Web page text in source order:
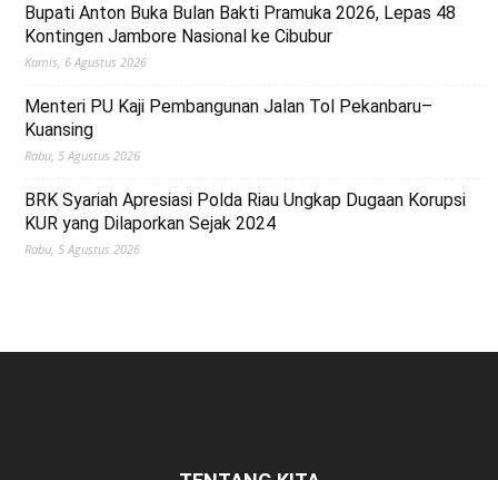
Bupati Anton Buka Bulan Bakti Pramuka 2026, Lepas 48
Kontingen Jambore Nasional ke Cibubur
Kamis, 6 Agustus 2026
Menteri PU Kaji Pembangunan Jalan Tol Pekanbaru–
Kuansing
Rabu, 5 Agustus 2026
BRK Syariah Apresiasi Polda Riau Ungkap Dugaan Korupsi
KUR yang Dilaporkan Sejak 2024
Rabu, 5 Agustus 2026